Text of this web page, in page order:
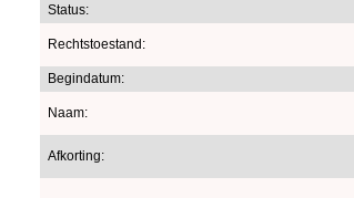
Status:
Rechtstoestand:
Begindatum:
Naam:
Afkorting: